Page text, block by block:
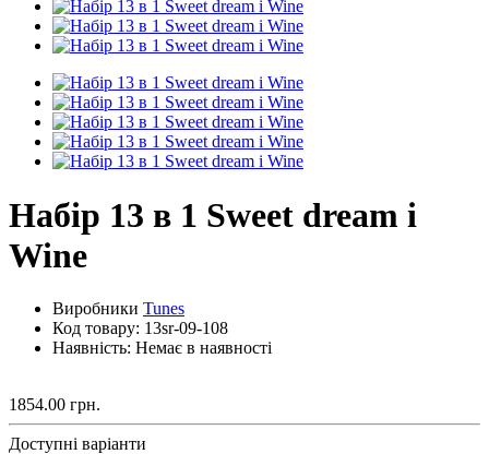
Набір 13 в 1 Sweet dream і
Wine
Виробники Tunes
Код товару: 13sr-09-108
Наявність: Немає в наявності
1854.00 грн.
Доступні варіанти